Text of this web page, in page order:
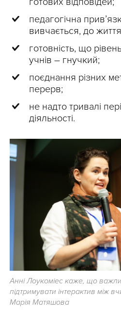
педагогічна
вивчається, до
готовність, що
учнів – гнучкий;
поєднання різних
перерв;
не надто тривалі
діяльності.
Анні Лоукоміес каже, що
підтримувати інтерактив між
Марія Матяшова